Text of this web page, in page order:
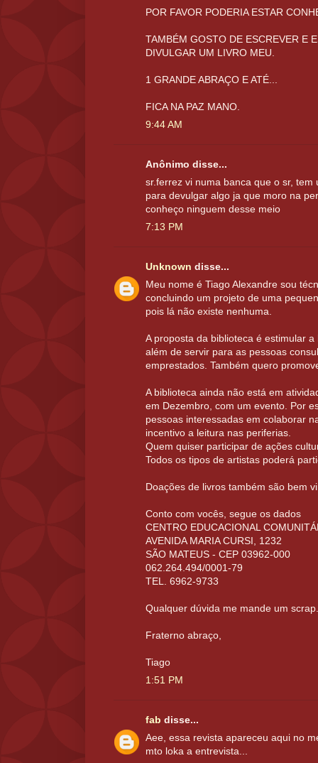
POR FAVOR PODERIA ESTAR
TAMBÉM GOSTO DE ESCREVER E
DIVULGAR UM LIVRO MEU.
1 GRANDE ABRAÇO E ATÉ...
FICA NA PAZ MANO.
9:44 AM
Anônimo disse...
sr.ferrez vi numa banca que o sr,
para devulgar algo ja que moro na
conheço ninguem desse meio
7:13 PM
Unknown disse...
Meu nome é Tiago Alexandre sou
concluindo um projeto de uma
pois lá não existe nenhuma.
A proposta da biblioteca é estimular
além de servir para as pessoas
emprestados. Também quero
A biblioteca ainda não está em
em Dezembro, com um evento. Por
pessoas interessadas em colaborar
incentivo a leitura nas periferias.
Quem quiser participar de ações
Todos os tipos de artistas poderá
Doações de livros também são bem
Conto com vocês, segue os dados
CENTRO EDUCACIONAL
AVENIDA MARIA CURSI, 1232
SÃO MATEUS - CEP 03962-000
062.264.494/0001-79
TEL. 6962-9733
Qualquer dúvida me mande um scrap.
Fraterno abraço,
Tiago
1:51 PM
fab disse...
Aee, essa revista apareceu aqui no
mto loka a entrevista...